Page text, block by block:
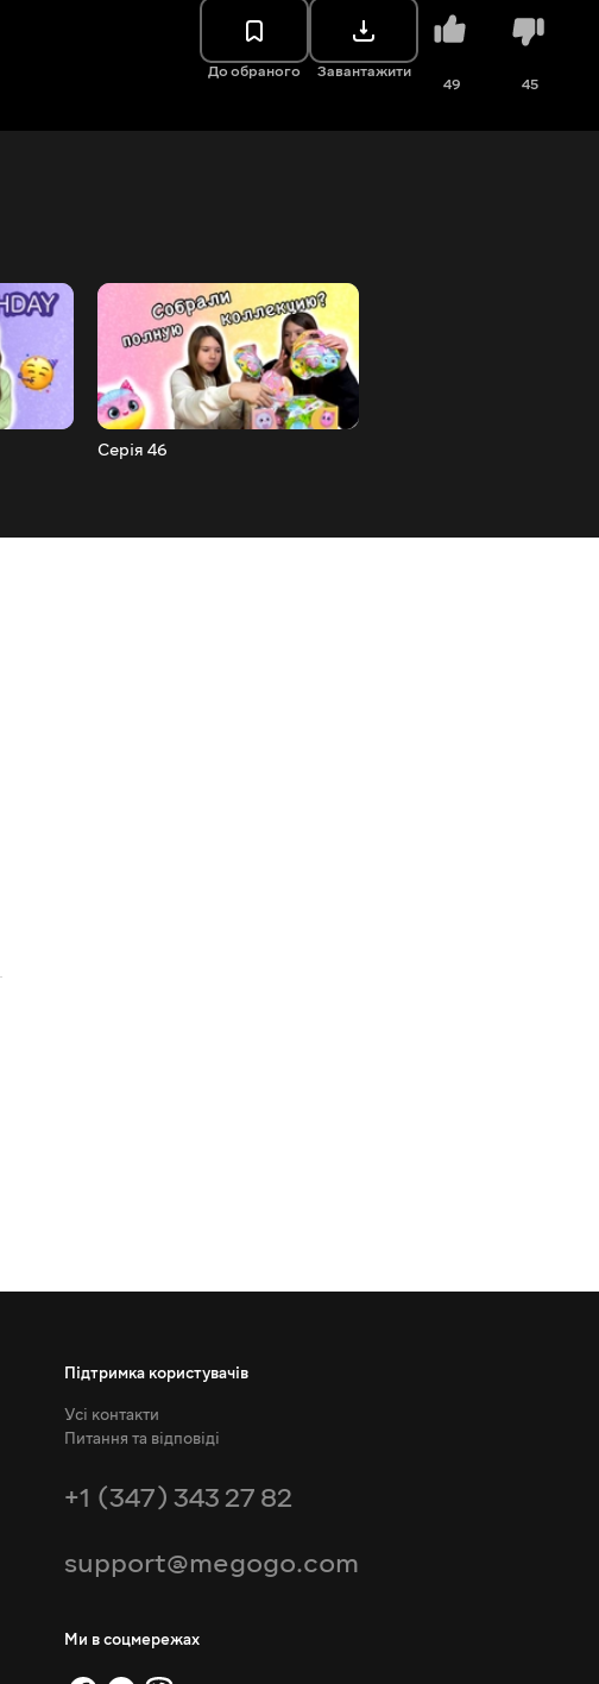
До обраного Завантажити
49 45
Серія 46
Підтримка користувачів
Усі контакти
Питання та відповіді
+1 (347) 343 27 82
support@megogo.com
Ми в соцмережах